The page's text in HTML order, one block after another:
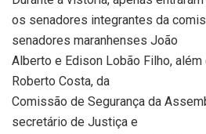
os senadores integrantes da
senadores maranhenses João
Alberto e Edison Lobão Filho,
Roberto Costa, da
Comissão de Segurança da
secretário de Justiça e